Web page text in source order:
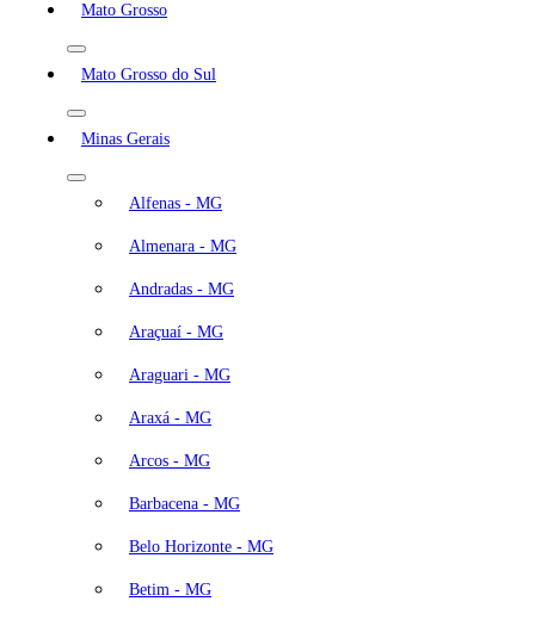
Mato Grosso
Mato Grosso do Sul
Minas Gerais
Alfenas - MG
Almenara - MG
Andradas - MG
Araçuaí - MG
Araguari - MG
Araxá - MG
Arcos - MG
Barbacena - MG
Belo Horizonte - MG
Betim - MG